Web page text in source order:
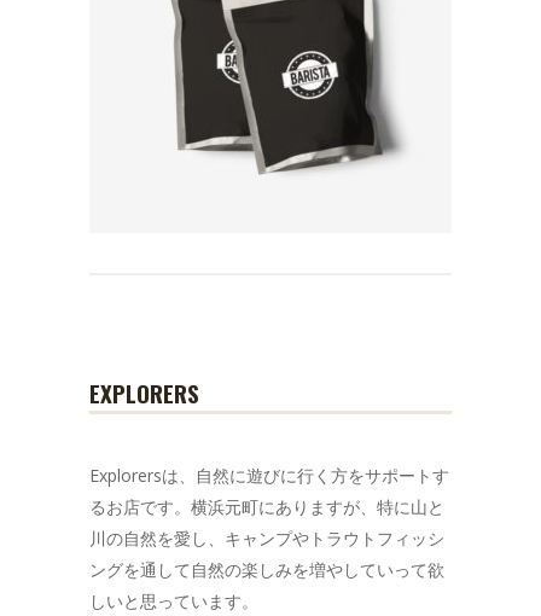
EXPLORERS
Explorersは、自然に遊びに行く方をサポートす
るお店です。横浜元町にありますが、特に山と
川の自然を愛し、キャンプやトラウトフィッシ
ングを通して自然の楽しみを増やしていって欲
しいと思っています。